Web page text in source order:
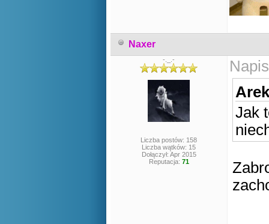
Naxer
-._.-
Liczba postów: 158
Liczba wątków: 15
Dołączył: Apr 2015
Reputacja: 71
Jak